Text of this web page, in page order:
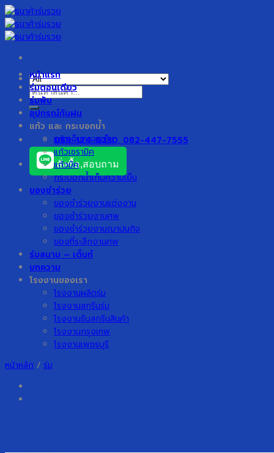
Skip
to
content
ค้นหา:
089-124-6230, 082-447-7555
สั่งซื้อ,สอบถาม
หน้าแรก
ร่มตอนเดียว
ร่มพับ
อุปกรณ์กันฝน
แก้ว และ กระบอกน้ำ
แก้วเก็บความเย็น
แก้วเซรามิค
แก้วมัค
กระบอกน้ำเก็บความเย็น
ของชำร่วย
ของชำร่วยงานแต่งงาน
ของชำร่วยงานศพ
ของชำร่วยงานฌาปนกิจ
ของที่ระลึกงานศพ
ร่มสนาม – เต็นท์
บทความ
โรงงานของเรา
โรงงานผลิตร่ม
โรงงานสกรีนร่ม
โรงงานรับสกรีนสินค้า
โรงงานกรุงเทพ
โรงงานเพชรบุรี
หน้าหลัก / ร่ม